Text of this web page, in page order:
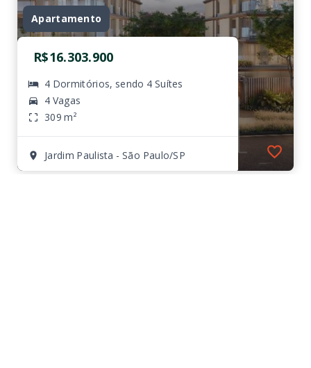
Apartamento
R$16.303.900
4 Dormitórios, sendo 4 Suítes
4 Vagas
309 m²
Jardim Paulista - São Paulo/SP